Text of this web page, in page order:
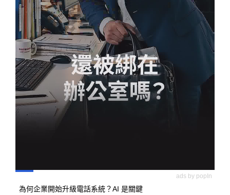
ads by popIn
為何企業開始升級電話系統？AI 是關鍵